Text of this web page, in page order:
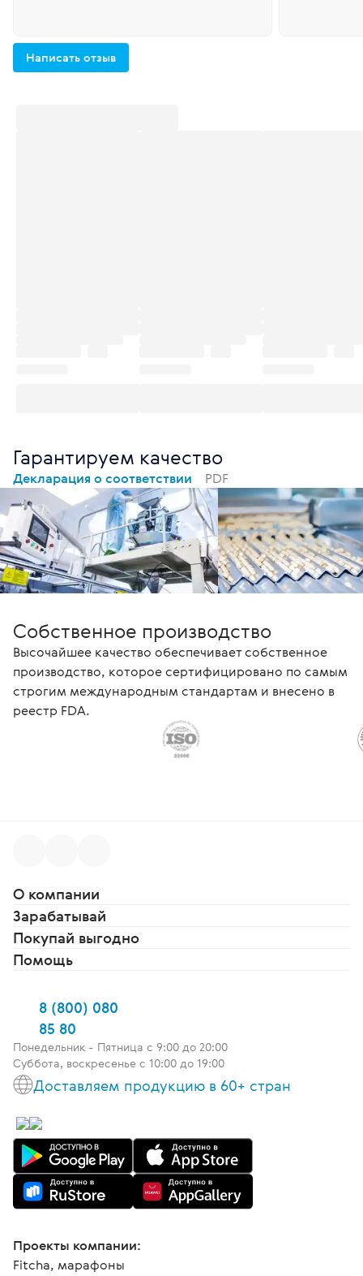
Написать отзыв
Гарантируем качество
Декларация о соответствии PDF
Собственное производство
Высочайшее качество обеспечивает собственное
производство, которое сертифицировано по самым
строгим международным стандартам и внесено в
реестр FDA.
О компании
Зарабатывай
Покупай выгодно
Помощь
8 (800) 080
85 80
Понедельник - Пятница c 9:00 до 20:00
Суббота, воскресенье с 10:00 до 19:00
Доставляем продукцию в 60+ стран
Проекты компании:
Fitcha, марафоны